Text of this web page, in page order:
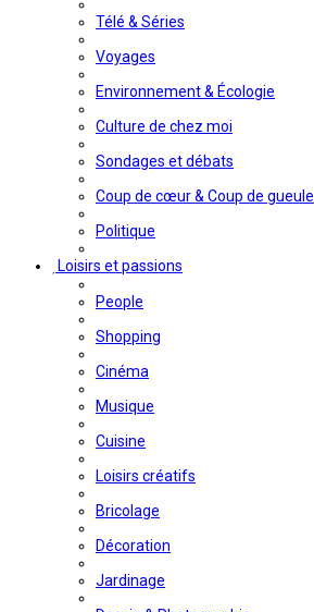
Télé & Séries
Voyages
Environnement & Écologie
Culture de chez moi
Sondages et débats
Coup de cœur & Coup de gueule
Politique
Loisirs et passions
People
Shopping
Cinéma
Musique
Cuisine
Loisirs créatifs
Bricolage
Décoration
Jardinage